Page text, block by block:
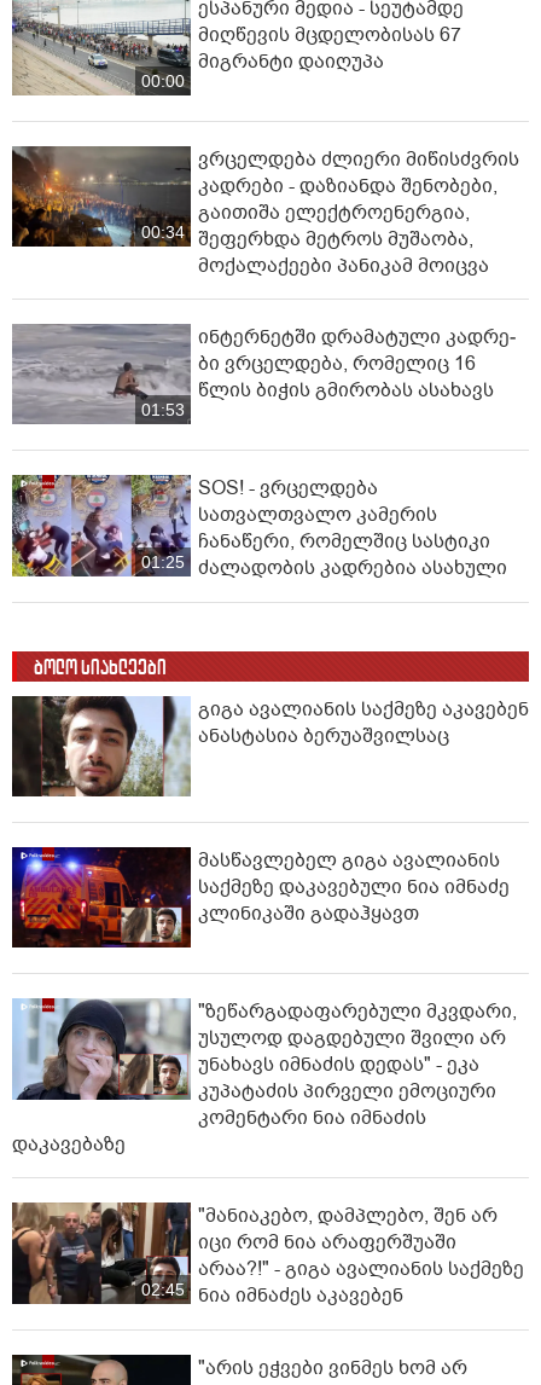
00:00
ესპანური მედია - სეუტამდე
მიღწევის მცდელობისას 67
მიგრანტი დაიღუპა
00:34
ვრცელდება ძლიერი მიწისძვრის
კადრები - დაზიანდა შენობები,
გაითიშა ელექტროენერგია,
შეფერხდა მეტროს მუშაობა,
მოქალაქეები პანიკამ მოიცვა
01:53
ინ­ტერ­ნეტ­ში დრა­მა­ტუ­ლი კად­რე­
ბი ვრცელდება, რომელიც 16
წლის ბიჭის გმირობას ასახავს
01:25
SOS! - ვრცელდება
სათვალთვალო კამერის
ჩანაწერი, რომელშიც სასტიკი
ძალადობის კადრებია ასახული
ბოლო სიახლეები
გიგა ავალიანის საქმეზე აკავებენ
ანასტასია ბერუაშვილსაც
მასწავლებელ გიგა ავალიანის
საქმეზე დაკავებული ნია იმნაძე
კლინიკაში გადაჰყავთ
"ზეწარგადაფარებული მკვდარი,
უსულოდ დაგდებული შვილი არ
უნახავს იმნაძის დედას" - ეკა
კუპატაძის პირველი ემოციური
კომენტარი ნია იმნაძის
დაკავებაზე
02:45
"მანიაკებო, დამპლებო, შენ არ
იცი რომ ნია არაფერშუაში
არაა?!" - გიგა ავალიანის საქმეზე
ნია იმნაძეს აკავებენ
"არის ეჭვები ვინმეს ხომ არ